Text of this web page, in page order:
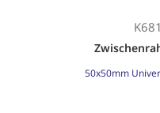
50x50mm